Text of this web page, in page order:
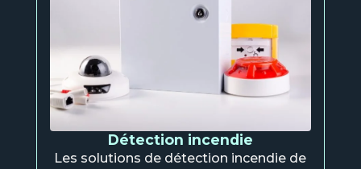
Détection incendie
Les solutions de détection incendie de